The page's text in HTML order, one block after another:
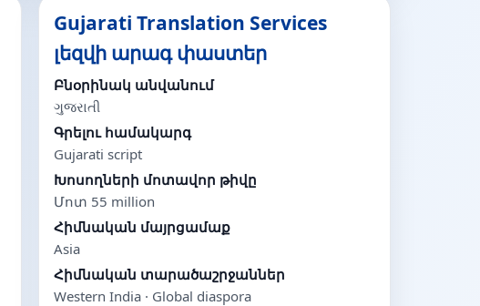
Gujarati Translation Services
լեզվի արագ փաստեր
Բնօրինակ անվանում
ગુજરાતી
Գրելու համակարգ
Gujarati script
Խոսողների մոտավոր թիվը
Մոտ 55 million
Հիմնական մայրցամաք
Asia
Հիմնական տարածաշրջաններ
Western India · Global diaspora